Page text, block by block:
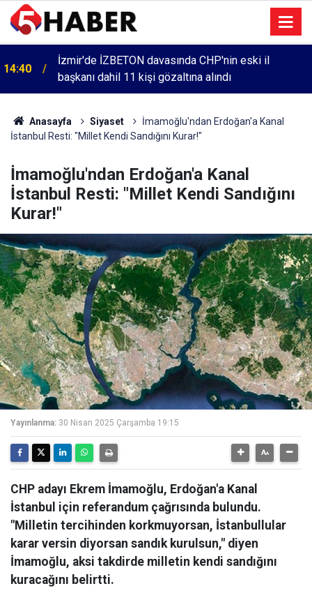
14:40
İzmir'de İZBETON davasında CHP'nin eski il
başkanı dahil 11 kişi gözaltına alındı
Anasayfa Siyaset
İmamoğlu'ndan Erdoğan'a Kanal
İstanbul Resti: "Millet Kendi Sandığını Kurar!"
İmamoğlu'ndan Erdoğan'a Kanal
İstanbul Resti: "Millet Kendi Sandığını
Kurar!"
Yayınlanma: 30 Nisan 2025 Çarşamba 19:15
CHP adayı Ekrem İmamoğlu, Erdoğan'a Kanal
İstanbul için referandum çağrısında bulundu.
"Milletin tercihinden korkmuyorsan, İstanbullular
karar versin diyorsan sandık kurulsun," diyen
İmamoğlu, aksi takdirde milletin kendi sandığını
kuracağını belirtti.